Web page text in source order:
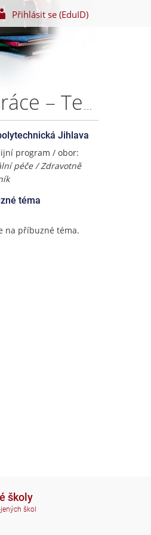
Přihlásit se (EduID)
Příprava osob s mentálním postižením na vstup na chráněný trh práce – Tereza Vojtová
Jihlava
program / obor:
péče / Zdravotně
téma
na příbuzné téma.
školy
škol